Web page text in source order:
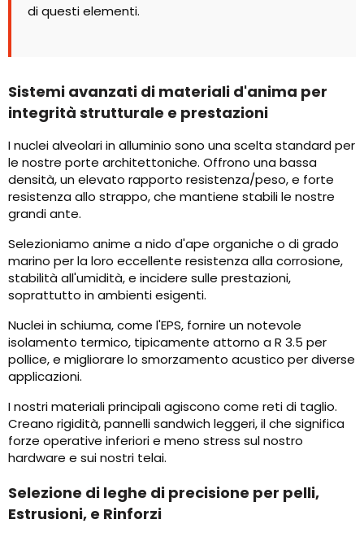
di questi elementi.
Sistemi avanzati di materiali d'anima per
integrità strutturale e prestazioni
I nuclei alveolari in alluminio sono una scelta standard per
le nostre porte architettoniche. Offrono una bassa
densità, un elevato rapporto resistenza/peso, e forte
resistenza allo strappo, che mantiene stabili le nostre
grandi ante.
Selezioniamo anime a nido d'ape organiche o di grado
marino per la loro eccellente resistenza alla corrosione,
stabilità all'umidità, e incidere sulle prestazioni,
soprattutto in ambienti esigenti.
Nuclei in schiuma, come l'EPS, fornire un notevole
isolamento termico, tipicamente attorno a R 3.5 per
pollice, e migliorare lo smorzamento acustico per diverse
applicazioni.
I nostri materiali principali agiscono come reti di taglio.
Creano rigidità, pannelli sandwich leggeri, il che significa
forze operative inferiori e meno stress sul nostro
hardware e sui nostri telai.
Selezione di leghe di precisione per pelli,
Estrusioni, e Rinforzi